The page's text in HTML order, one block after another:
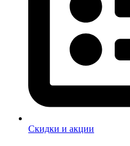
Скидки и акции